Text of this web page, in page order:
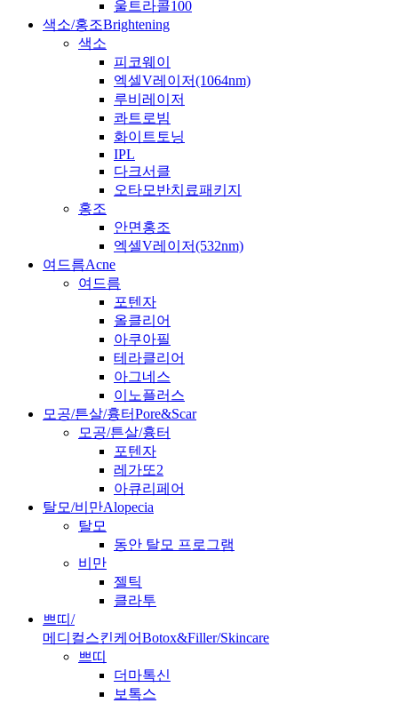
울트라콜100
색소/홍조Brightening
색소
피코웨이
엑셀V레이저(1064nm)
루비레이저
콰트로빔
화이트토닝
IPL
다크서클
오타모반치료패키지
홍조
안면홍조
엑셀V레이저(532nm)
여드름Acne
여드름
포텐자
올클리어
아쿠아필
테라클리어
아그네스
이노플러스
모공/튼살/흉터Pore&Scar
모공/튼살/흉터
포텐자
레가또2
아큐리페어
탈모/비만Alopecia
탈모
동안 탈모 프로그램
비만
젤틱
클라투
쁘띠/
메디컬스킨케어Botox&Filler/Skincare
쁘띠
더마톡신
보톡스